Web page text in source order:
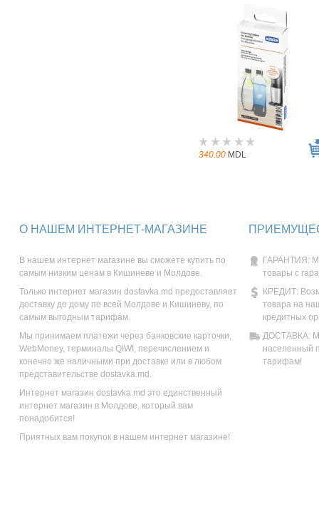
340.00 MDL
О НАШЕМ ИНТЕРНЕТ-МАГАЗИНЕ
В нашем интернет магазине вы сможете купить по
самым низким ценам в Кишиневе и Молдове.
Только интернет магазин dostavka.md предоставляет
доставку до дому по всей Молдове и Кишиневу, по
самым выгодным тарифам.
Мы принимаем платежи через банковские карточки,
WebMoney, терминалы QIWI, перечислением и
конечно же наличными при доставке или в любом
представительстве dostavka.md.
Интернет магазин dostavka.md это единственный
интернет магазин в Молдове, который вам
понадобится!
Приятных вам покупок в нашем интернет магазине!
ГАРАНТИЯ:
товары с
КРЕДИТ:
товара на
кредитных
ДОСТАВКА:
населенный
тарифам!